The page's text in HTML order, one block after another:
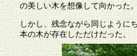
の美しい木を想像して向かった
しかし、残念ながら同じように
本の木が存在しただけだった。